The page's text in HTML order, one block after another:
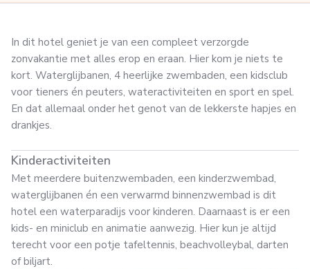
In dit hotel geniet je van een compleet verzorgde
zonvakantie met alles erop en eraan. Hier kom je niets te
kort. Waterglijbanen, 4 heerlijke zwembaden, een kidsclub
voor tieners én peuters, wateractiviteiten en sport en spel.
En dat allemaal onder het genot van de lekkerste hapjes en
drankjes.
Kinderactiviteiten
Met meerdere buitenzwembaden, een kinderzwembad,
waterglijbanen én een verwarmd binnenzwembad is dit
hotel een waterparadijs voor kinderen. Daarnaast is er een
kids- en miniclub en animatie aanwezig. Hier kun je altijd
terecht voor een potje tafeltennis, beachvolleybal, darten
of biljart.